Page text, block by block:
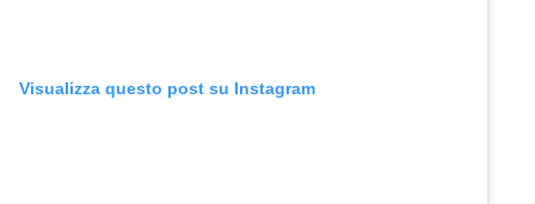
Visualizza questo post su Instagram